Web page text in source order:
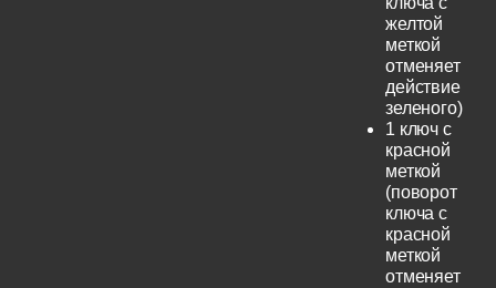
желтой
меткой
отменяет
действие
зеленого)
1 ключ с
красной
меткой
(поворот
ключа с
красной
меткой
отменяет